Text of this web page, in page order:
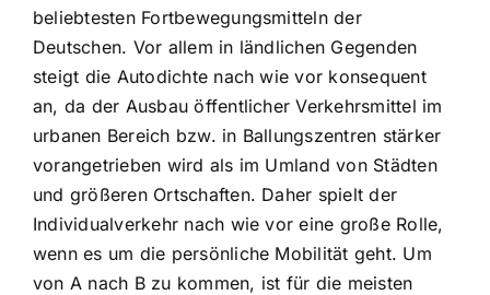
beliebtesten Fortbewegungsmitteln der
Deutschen. Vor allem in ländlichen Gegenden
steigt die Autodichte nach wie vor konsequent
an, da der Ausbau öffentlicher Verkehrsmittel im
urbanen Bereich bzw. in Ballungszentren stärker
vorangetrieben wird als im Umland von Städten
und größeren Ortschaften. Daher spielt der
Individualverkehr nach wie vor eine große Rolle,
wenn es um die persönliche Mobilität geht. Um
von A nach B zu kommen, ist für die meisten